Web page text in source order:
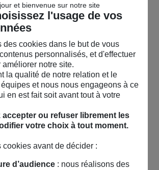
et bienvenue sur notre site
l'usage de vos
des cookies dans le but de vous
personnalisés, et d'effectuer
améliorer notre site.
la qualité de notre relation et le
et nous nous engageons à ce
en est fait soit avant tout à votre
accepter ou refuser librement les
votre choix à tout moment.
cookies avant de décider :
d’audience: nous réalisons des